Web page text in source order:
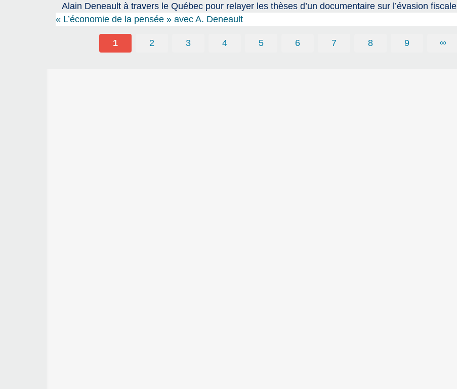
Alain Deneault à travers le Québec pour relayer les thèses d’un documentaire sur l’évasion fiscale
« L’économie de la pensée » avec A. Deneault
1 2 3 4 5 6 7 8 9 ∞